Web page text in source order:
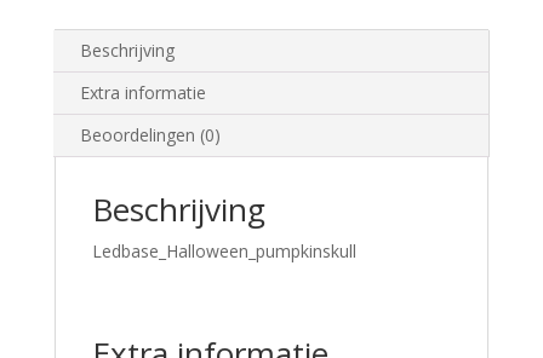
Beschrijving
Extra informatie
Beoordelingen (0)
Beschrijving
Ledbase_Halloween_pumpkinskull